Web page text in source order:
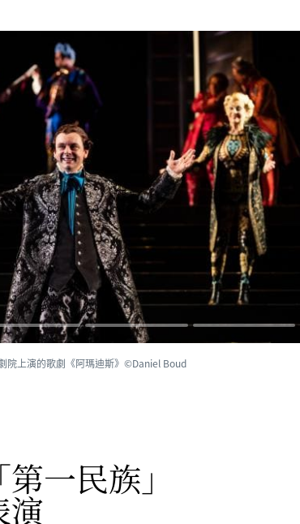
劇團（Bangarra Dance Theatre）©Daniel Boud
「第一民族」
演